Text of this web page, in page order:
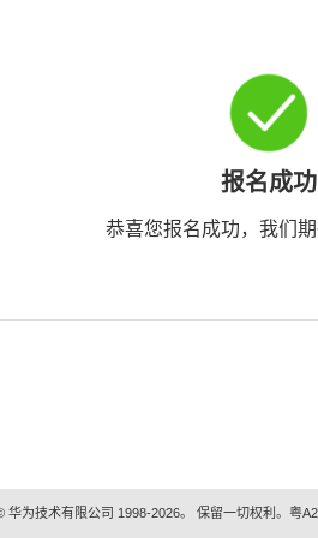
报名成功
恭喜您报名成功，我们期
华为技术有限公司 1998-2026。 保留一切权利。粤